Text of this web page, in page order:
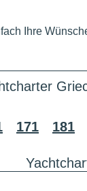
Ihre
171 181